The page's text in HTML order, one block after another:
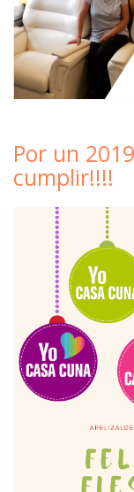
Por un
cumplir!!!!